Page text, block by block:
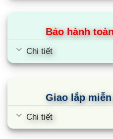
Bảo hành
Chi tiết
Giao lắp
Chi tiết